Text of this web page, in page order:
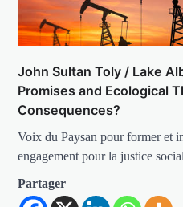
John Sultan Toly / Lake
Promises and Ecological
Consequences?
Voix du Paysan pour former et
engagement pour la justice
Partager